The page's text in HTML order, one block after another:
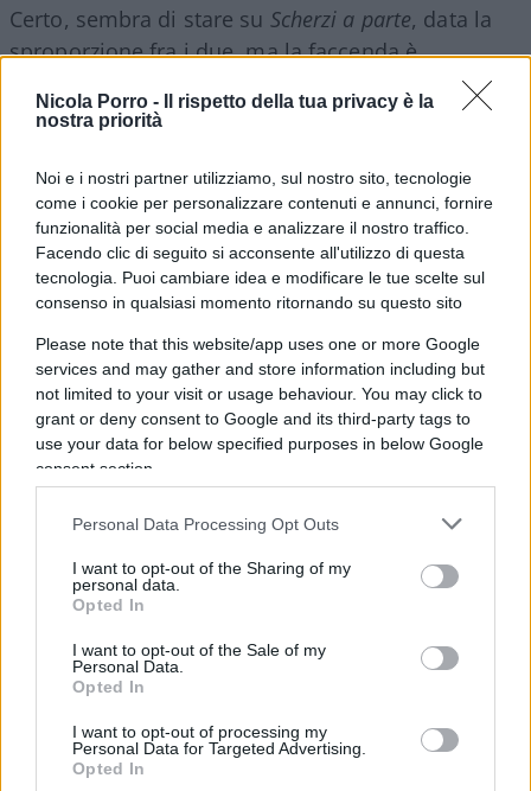
Nicola Porro -
Il rispetto della tua privacy è la
nostra priorità
Noi e i nostri partner utilizziamo, sul nostro sito, tecnologie
come i cookie per personalizzare contenuti e annunci, fornire
funzionalità per social media e analizzare il nostro traffico.
Facendo clic di seguito si acconsente all'utilizzo di questa
tecnologia. Puoi cambiare idea e modificare le tue scelte sul
consenso in qualsiasi momento ritornando su questo sito
Please note that this website/app uses one or more Google
services and may gather and store information including but
not limited to your visit or usage behaviour. You may click to
grant or deny consent to Google and its third-party tags to
use your data for below specified purposes in below Google
consent section.
Personal Data Processing Opt Outs
I want to opt-out of the Sharing of my
personal data.
Opted In
I want to opt-out of the Sale of my
Personal Data.
Opted In
I want to opt-out of processing my
Personal Data for Targeted Advertising.
Opted In
Certo, sembra di stare su Scherzi a parte, data la
sproporzione fra i due, ma la faccenda è
l’opposizione, che, seppure al governo con la Lega
dalle cerimonie dell’anno scorso, abbia ora una
voce unica e forte che faccia capire agli italiani la
posta che è in gioco e che stiamo
compromettendo per mano di questo pericoloso
governo.
Corrado Ocone, 25 agosto 2020
#CINA #CORONAVIRUS
#GIUSEPPE CONTE
#LUIGI DI MAIO
PAGINA Pagina
Leggi i commenti
SEDUTE SATIRICHE